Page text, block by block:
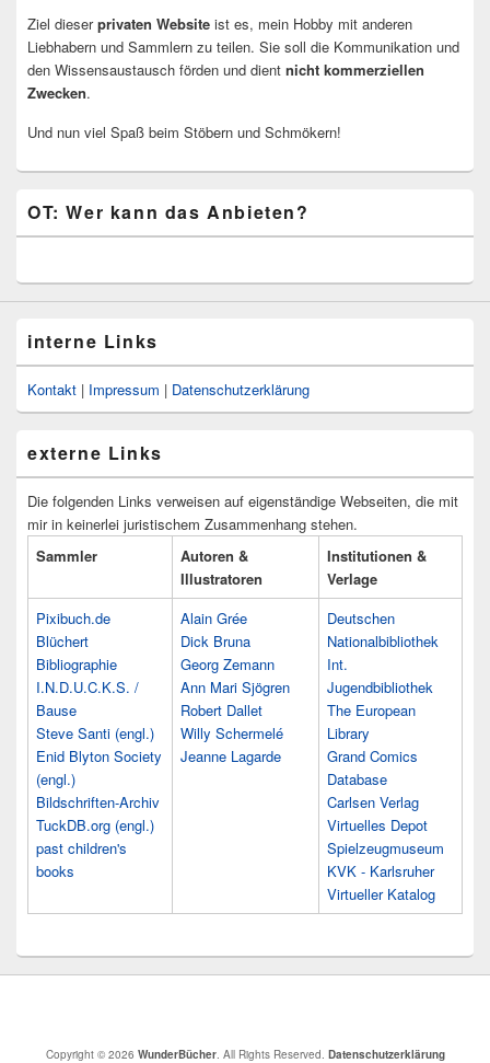
Ziel dieserprivaten Website ist es, mein Hobby mit anderen
Liebhabern und Sammlern zu teilen. Sie soll die Kommunikation und
den Wissensaustausch förden und dient nicht kommerziellen
Zwecken.
Und nun viel Spaß beim Stöbern und Schmökern!
OT: Wer kann das Anbieten?
interne Links
Kontakt | Impressum | Datenschutzerklärung
externe Links
Die folgenden Links verweisen auf eigenständige Webseiten, die mit
mir in keinerlei juristischem Zusammenhang stehen.
Sammler
Autoren &
Illustratoren
Institutionen &
Verlage
Pixibuch.de
Blüchert
Bibliographie
I.N.D.U.C.K.S. /
Bause
Steve Santi (engl.)
Enid Blyton Society
(engl.)
Bildschriften-Archiv
TuckDB.org (engl.)
past children's
books
Alain Grée
Dick Bruna
Georg Zemann
Ann Mari Sjögren
Robert Dallet
Willy Schermelé
Jeanne Lagarde
Deutschen
Nationalbibliothek
Int.
Jugendbibliothek
The European
Library
Grand Comics
Database
Carlsen Verlag
Virtuelles Depot
Spielzeugmuseum
KVK - Karlsruher
Virtueller Katalog
Copyright © 2026 WunderBücher. All Rights Reserved. Datenschutzerklärung